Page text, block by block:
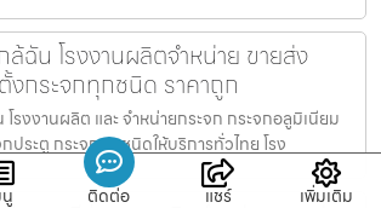
ล้ฉัน โรงงานผลิตจำหน่าย ขายส่ง
งกระจกทุกชนิด ราคาถูก
โรงงานผลิต และ จำหน่ายกระจก กระจกอลูมิเนียม
ประตู กระจกทุกชนิดให้บริการทั่วไทย โรง
ติดต่อ แชร์ เพิ่มเติม